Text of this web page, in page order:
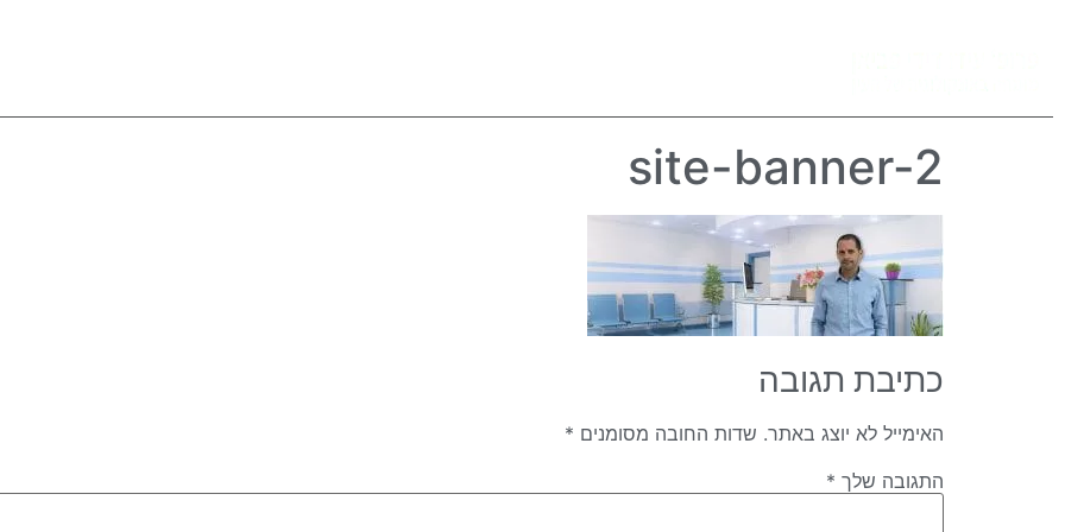
site-banner-2
כתיבת תגובה
האימייל לא יוצג באתר. שדות החובה מסומנים *
התגובה שלך *